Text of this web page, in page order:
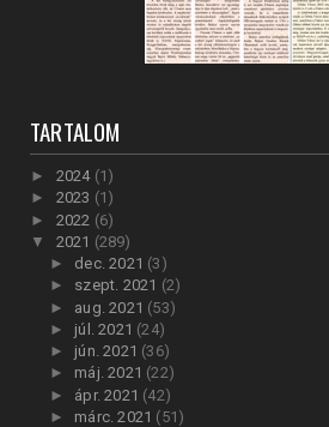
TARTALOM
► 2024 (1)
► 2023 (1)
► 2022 (6)
▼ 2021 (289)
► dec. 2021 (3)
► szept. 2021 (2)
► aug. 2021 (53)
► júl. 2021 (24)
► jún. 2021 (36)
► máj. 2021 (22)
► ápr. 2021 (42)
► márc. 2021 (51)